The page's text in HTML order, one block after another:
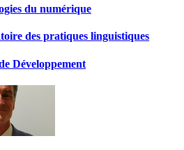
du numérique
des pratiques linguistiques
Développement